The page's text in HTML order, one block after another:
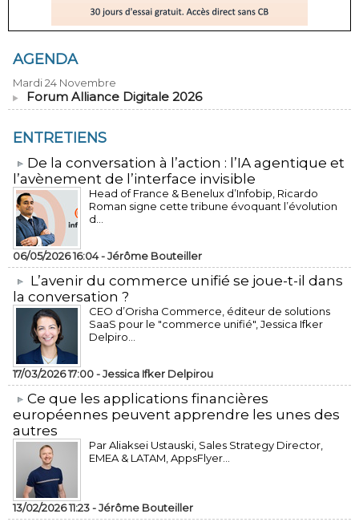
AGENDA
Mardi 24 Novembre
Forum Alliance Digitale 2026
ENTRETIENS
​De la conversation à l’action : l’IA agentique et
l’avènement de l’interface invisible
Head of France & Benelux d’Infobip, Ricardo
Roman signe cette tribune évoquant l’évolution
d...
06/05/2026 16:04 -Jérôme Bouteiller
L’avenir du commerce unifié se joue-t-il dans
la conversation ?
CEO d’Orisha Commerce, éditeur de solutions
SaaS pour le "commerce unifié", Jessica Ifker
Delpiro...
17/03/2026 17:00 -Jessica Ifker Delpirou
​Ce que les applications financières
européennes peuvent apprendre les unes des
autres
Par Aliaksei Ustauski, Sales Strategy Director,
EMEA & LATAM, AppsFlyer...
13/02/2026 11:23 -Jérôme Bouteiller